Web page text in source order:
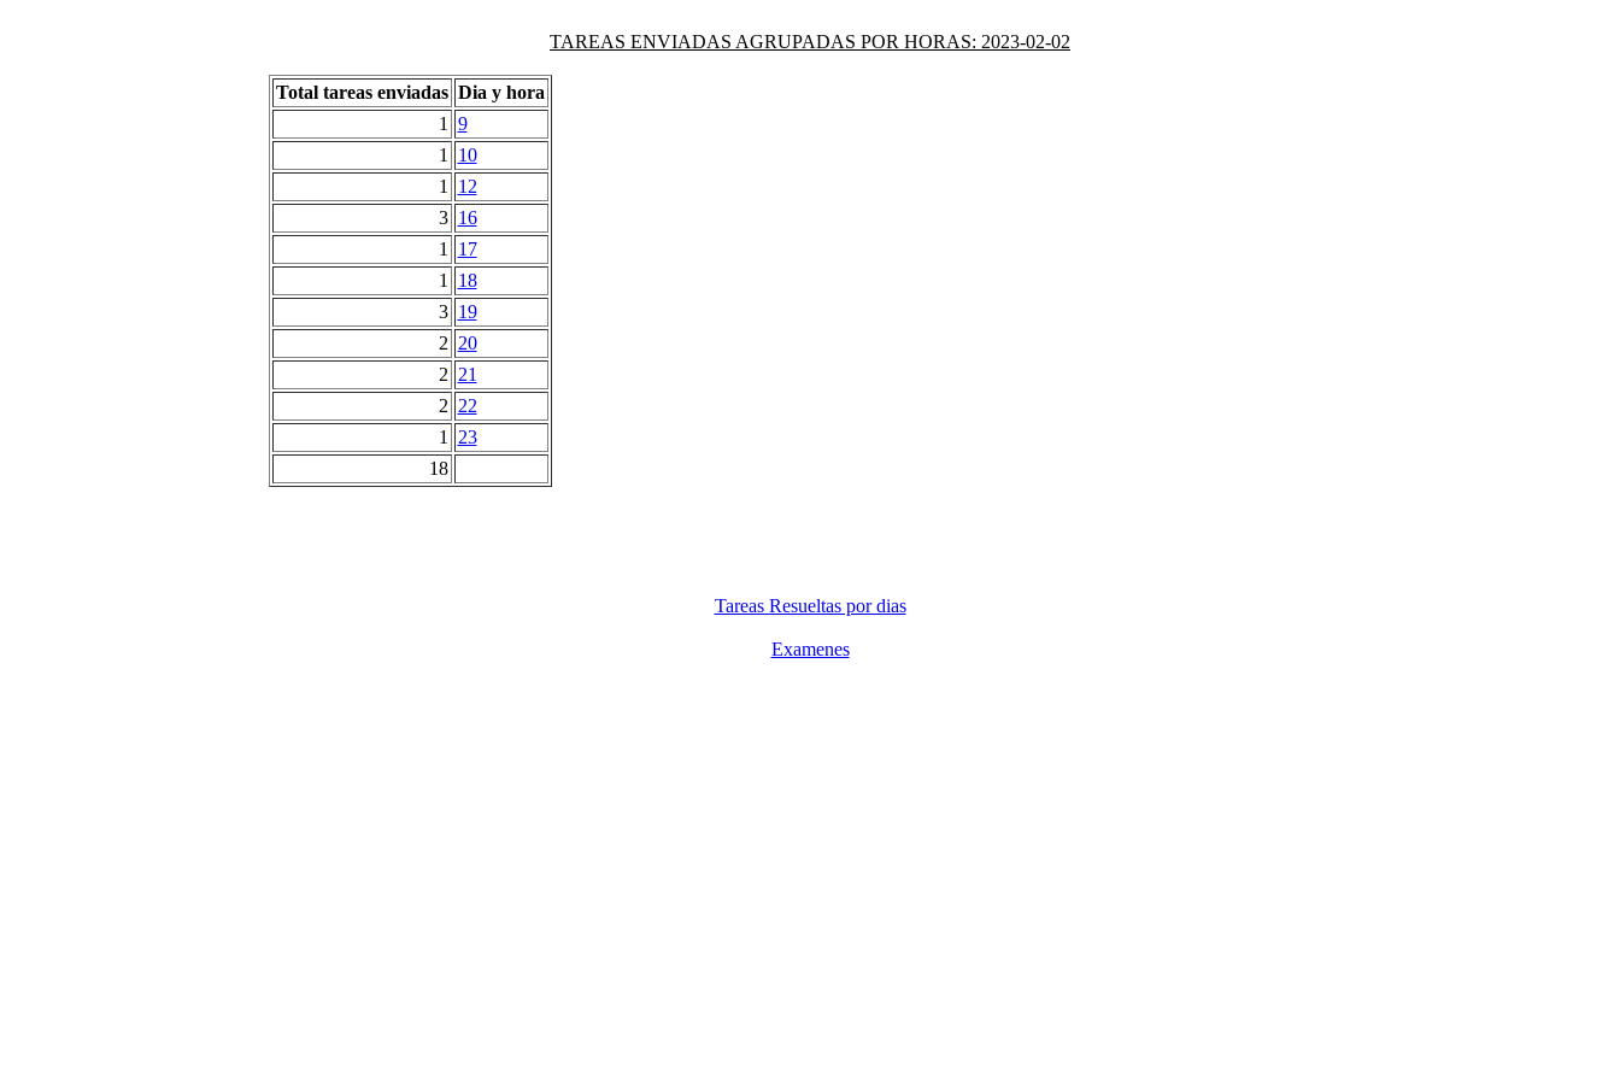
TAREAS ENVIADAS AGRUPADAS POR HORAS: 2023-02-02
Total tareas enviadas Dia y hora
1
9
1
10
1
12
3 16
1
17
1
18
3 19
2 20
2 21
2 22
1
23
18
Tareas Resueltas por dias
Examenes